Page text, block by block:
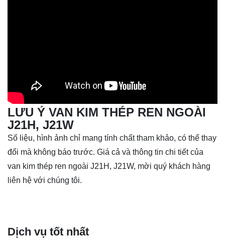
LƯU Ý VAN KIM THÉP REN NGOÀI
J21H, J21W
Số liệu, hình ảnh chỉ mang tính chất tham khảo, có thể thay
đổi mà không báo trước. Giá cả và thông tin chi tiết của
van kim thép ren ngoài J21H, J21W, mời quý khách hàng
liên hệ với chúng tôi.
Dịch vụ tốt nhất